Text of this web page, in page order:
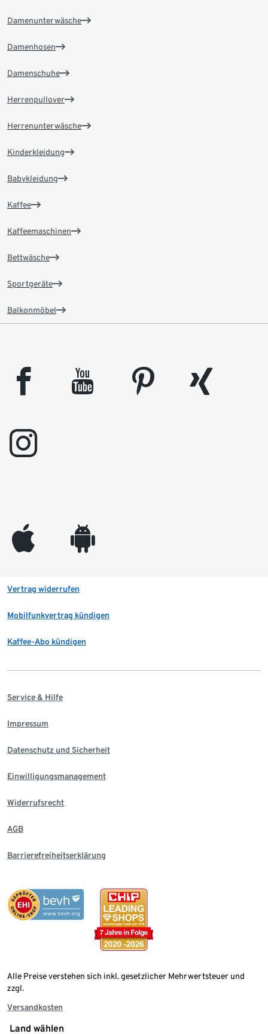
Damenunterwäsche
Damenhosen
Damenschuhe
Herrenpullover
Herrenunterwäsche
Kinderkleidung
Babykleidung
Kaffee
Kaffeemaschinen
Bettwäsche
Sportgeräte
Balkonmöbel
facebook youtube pinterest
xing
instagram
appleinc android
Vertrag widerrufen
Mobilfunkvertrag kündigen
Kaffee-Abo kündigen
Service & Hilfe
Impressum
Datenschutz und Sicherheit
Einwilligungsmanagement
Widerrufsrecht
AGB
Barrierefreiheitserklärung
Alle Preise verstehen sich inkl. gesetzlicher Mehrwertsteuer und
zzgl.
Versandkosten
Land wählen